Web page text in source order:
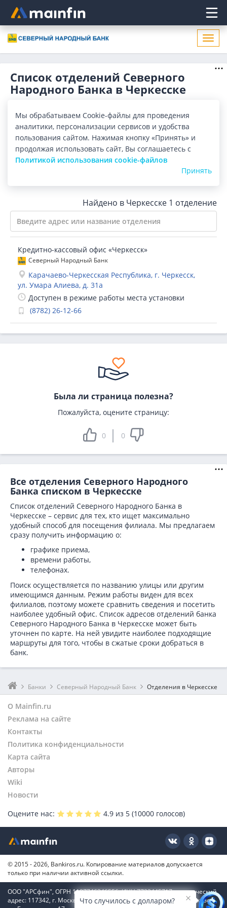
Главное меню
Список отделений Северного
Народного Банка в Черкесске
Черкесске. Список адресов, поиск ближайшего отделения
Северного Народного Банка в Черкесске по адресу,
названию. Часы работы, телефоны, контактные данные.
Показать весь
Все банки Карта Список
Найдено в Черкесске 1 отделение
Кредитно-кассовый офис «Черкесск»
Северный Народный Банк
Карачаево-Черкесская Республика, г. Черкесск,
ул. Умара Алиева, д. 31а
Доступен в режиме работы места установки
(8782) 26-12-66
Была ли страница полезна?
Пожалуйста, оцените страницу:
0 0
Все отделения Северного Народного
Банка списком в Черкесске
Список отделений Северного Народного Банка в
Черкесске – сервис для тех, кто ищет максимально
удобный способ для посещения филиала. Мы предлагаем
сразу получить информацию о:
графике приема,
времени работы,
телефонах.
Поиск осуществляется по названию улицы или другим
имеющимся данным. Режим работы виден для всех
филиалов, поэтому можете сравнить сведения и посетить
наиболее удобный офис. Список адресов отделений банка
Северного Народного Банка в Черкесске может быть
уточнен по карте. На ней увидите наиболее подходящие
маршруты для того, чтобы в сжатые сроки добраться в
банк.
Банки Северный Народный Банк Отделения в Черкесске
О Mainfin.ru
Реклама на сайте
Контакты
Политика конфиденциальности
Карта сайта
Авторы
Wiki
Новости
Оцените нас:
4.9 из 5 (10000 голосов)
© 2015 - 2026, Bankiros.ru. Копирование материалов допускается
только при наличии активной ссылки.
ООО "АРСфин", ОГРН 1187746346556, ИНН 7722445717, юридический
адрес: 117342, г. Москва, вн. тер. г. муниципальный округ Коньково,
Что случилось с долларом?
Мы обрабатываем Cookie-файлы для проведения
аналитики, персонализации сервисов и удобства
пользования сайтом. Нажимая кнопку «Принять» и
продолжая использовать сайт, Вы соглашаетесь с
Политикой использования cookie-файлов
Принять